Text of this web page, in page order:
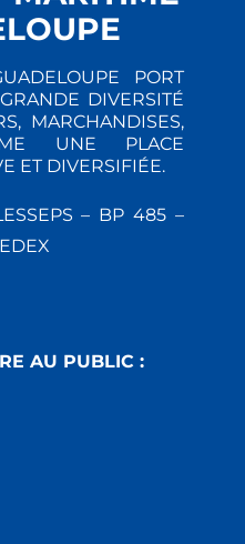
PORT
DIVERSITÉ
MARCHANDISES,
UNE PLACE
ET DIVERSIFIÉE.
– BP 485 –
AU PUBLIC :